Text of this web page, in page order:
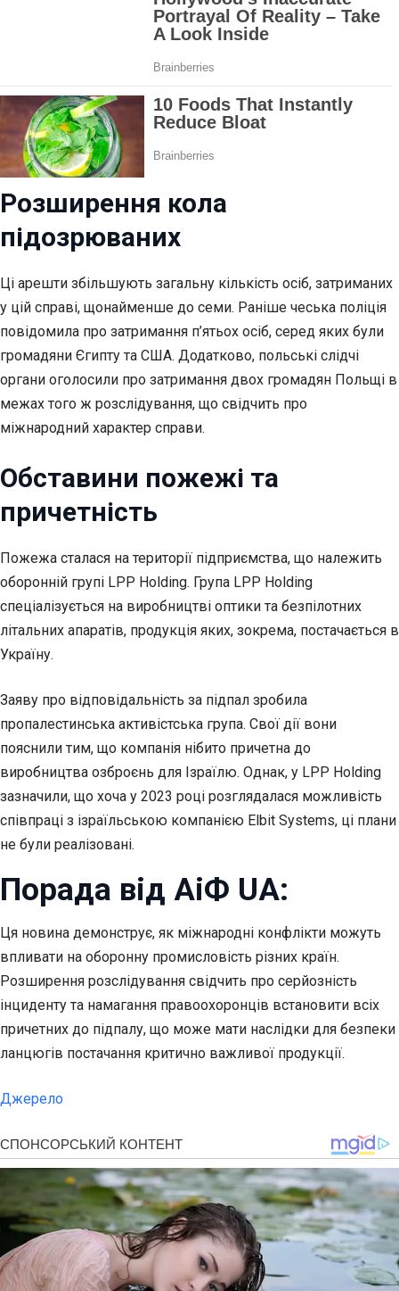
Розширення кола
підозрюваних
Ці арешти збільшують загальну кількість осіб, затриманих
у цій справі, щонайменше до семи. Раніше чеська поліція
повідомила про затримання п’ятьох осіб, серед яких були
громадяни Єгипту та США. Додатково, польські слідчі
органи оголосили про затримання двох громадян Польщі в
межах того ж розслідування, що свідчить про
міжнародний характер справи.
Обставини пожежі та
причетність
Пожежа сталася на території підприємства, що належить
оборонній групі LPP Holding. Група LPP Holding
спеціалізується на виробництві оптики та безпілотних
літальних апаратів, продукція яких, зокрема, постачається в
Україну.
Заяву про відповідальність за підпал зробила
пропалестинська активістська група. Свої дії вони
пояснили тим, що компанія нібито причетна до
виробництва озброєнь для Ізраїлю. Однак, у LPP Holding
зазначили, що хоча у 2023 році розглядалася можливість
співпраці з ізраїльською компанією Elbit Systems, ці плани
не були реалізовані.
Порада від АіФ UA:
Ця новина демонструє, як міжнародні конфлікти можуть
впливати на оборонну промисловість різних країн.
Розширення розслідування свідчить про серйозність
інциденту та намагання правоохоронців встановити всіх
причетних до підпалу, що може мати наслідки для безпеки
ланцюгів постачання критично важливої продукції.
Джерело